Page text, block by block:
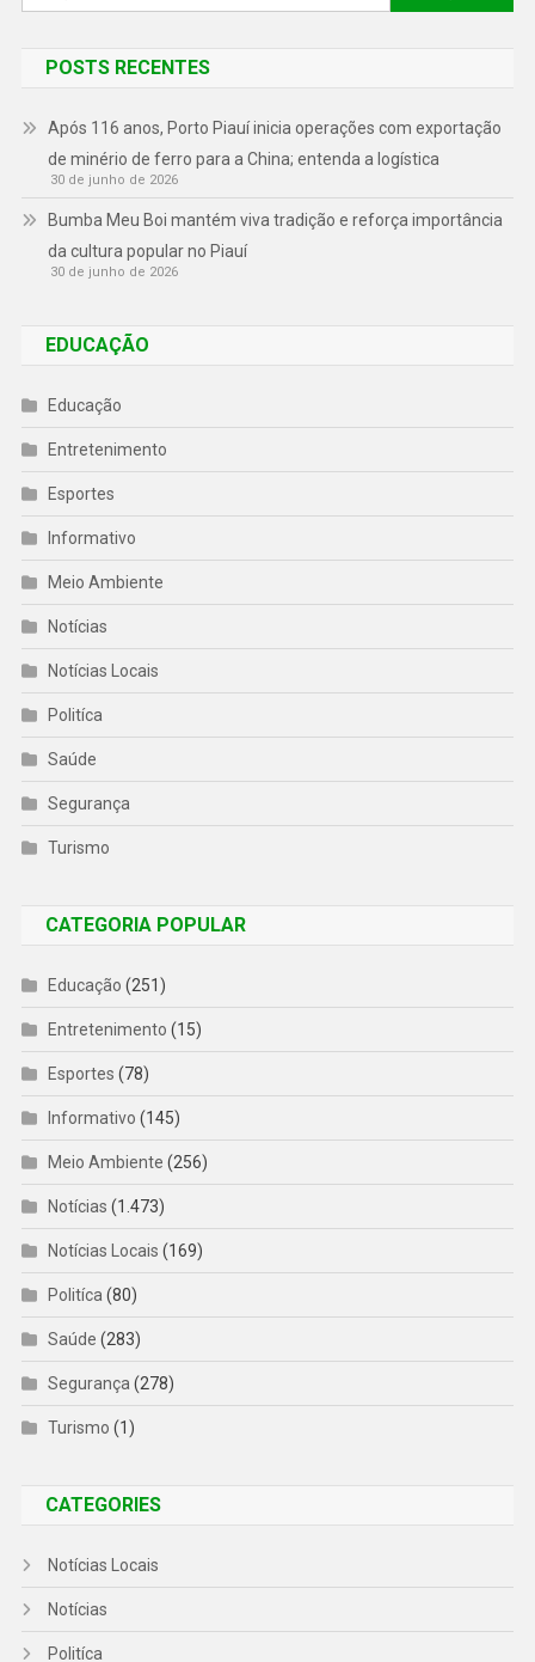
POSTS RECENTES
Após 116 anos, Porto Piauí inicia operações com exportação
de minério de ferro para a China; entenda a logística
30 de junho de 2026
Bumba Meu Boi mantém viva tradição e reforça importância
da cultura popular no Piauí
30 de junho de 2026
EDUCAÇÃO
Educação
Entretenimento
Esportes
Informativo
Meio Ambiente
Notícias
Notícias Locais
Politíca
Saúde
Segurança
Turismo
CATEGORIA POPULAR
Educação (251)
Entretenimento (15)
Esportes (78)
Informativo (145)
Meio Ambiente (256)
Notícias (1.473)
Notícias Locais (169)
Politíca(80)
Saúde (283)
Segurança(278)
Turismo (1)
CATEGORIES
Notícias Locais
Notícias
Politíca